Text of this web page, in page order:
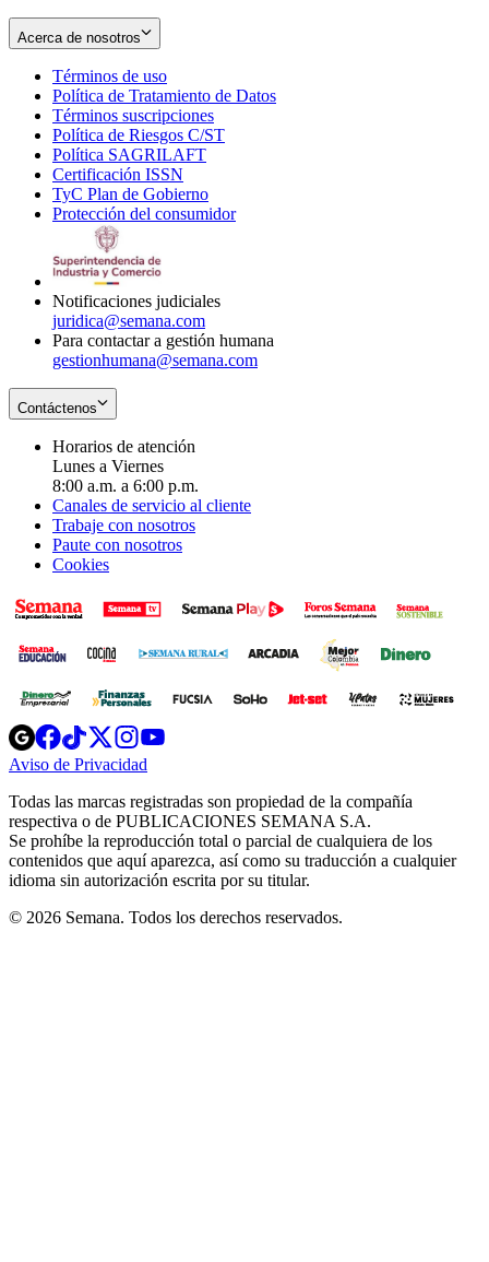
Acerca de nosotros
Términos de uso
in
new
window
Política de Tratamiento de Datos
Términos suscripciones
in
Política de Riesgos C/ST
Política SAGRILAFT
new
window
Certificación ISSN
in
new
TyC Plan de Gobierno
in
Protección del consumidorOpens
Notificaciones judiciales
juridica@semana.com
Para contactar a gestión humana
gestionhumana@semana.com
Contáctenos
Horarios de atención
Lunes a Viernes
8:00 a.m. a 6:00 p.m.
Canales de servicio al cliente
Trabaje con nosotros
Paute con nosotros
Cookies
Opens
in
new
Opens
in
new
Opens
in
new
window
Opens
new
windowwindow
Aviso de Privacidad
new
window
Todas las marcas registradas son propiedad de la compañía
respectiva o de PUBLICACIONES SEMANA S.A.
Se prohíbe la reproducción total o parcial de cualquiera de los
contenidos que aquí aparezca, así como su traducción a cualquier
idioma sin autorización escrita por su titular.
© 2026 Semana. Todos los derechos reservados.